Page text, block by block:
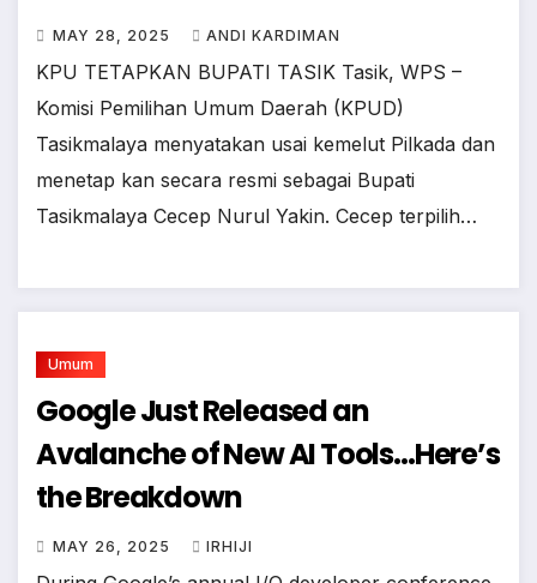
MAY 28, 2025 ANDI KARDIMAN
KPU TETAPKAN BUPATI TASIK Tasik, WPS –
Komisi Pemilihan Umum Daerah (KPUD)
Tasikmalaya menyatakan usai kemelut Pilkada dan
menetap kan secara resmi sebagai Bupati
Tasikmalaya Cecep Nurul Yakin. Cecep terpilih…
Umum
Google Just Released an
Avalanche of New AI Tools…Here’s
the Breakdown
MAY 26, 2025 IRHIJI